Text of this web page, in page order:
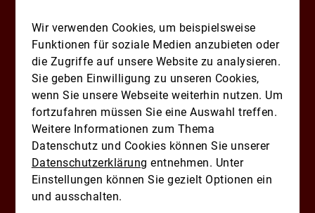
TikTok vs. Instagram: Plattform-
Logik verstehen, Content
recyceln, nicht kopieren
Was sich 1:1 übertragen lässt (Schnitt,
Untertitel, Serien) – und wo du für jede
Plattform eigene Signale setzen solltest (Ton,
Tempo, Kommentar-Kultur).
Wir verwenden Cookies, um beispielsweise
Funktionen für soziale Medien anzubieten oder
die Zugriffe auf unsere Website zu analysieren.
Sie geben Einwilligung zu unseren Cookies,
wenn Sie unsere Webseite weiterhin nutzen. Um
fortzufahren müssen Sie eine Auswahl treffen.
Weitere Informationen zum Thema
Datenschutz und Cookies können Sie unserer
Datenschutzerklärung entnehmen. Unter
Einstellungen können Sie gezielt Optionen ein
und ausschalten.